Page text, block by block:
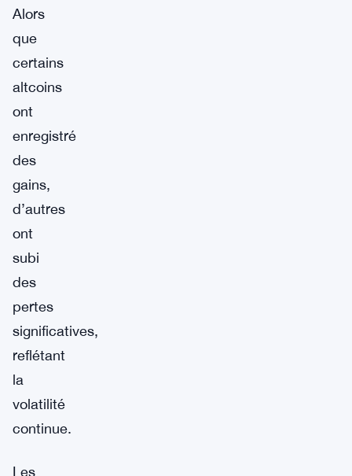
Alors
que
certains
altcoins
ont
enregistré
des
gains,
d’autres
ont
subi
des
pertes
significatives,
reflétant
la
volatilité
continue.
Les